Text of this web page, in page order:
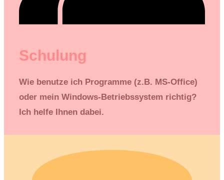
Schulung
Wie benutze ich Programme (z.B. MS-Office)
oder mein Windows-Betriebssystem richtig?
Ich helfe Ihnen dabei.